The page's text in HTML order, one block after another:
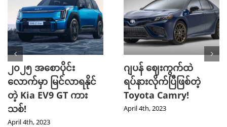
၂၀၂၅ အစောပိုင်း
လောက်မှာ မြင်လာရနိုင်
တဲ့ Kia EV9 GT ကား
သစ်!
April 4th, 2023
ဂျပန် ဈေးကွက်ထဲ
ရပ်နားလိုက်ပြီဖြစ်တဲ့
Toyota Camry!
April 4th, 2023